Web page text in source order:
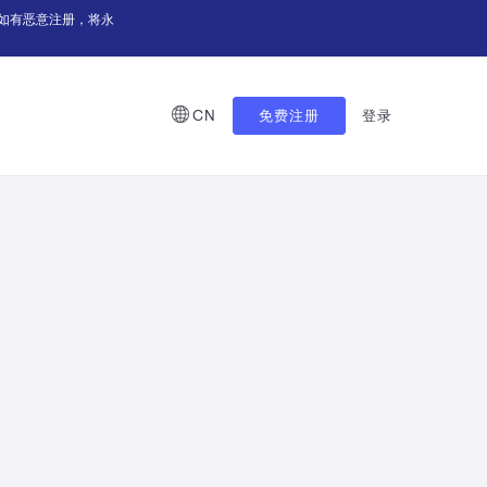
有恶意注册，将永
CN 免费注册 登录